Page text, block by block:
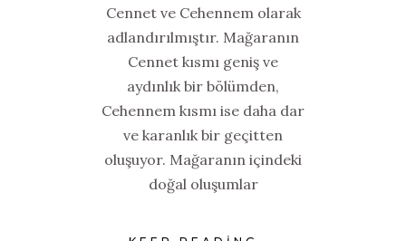
Cennet ve Cehennem olarak
adlandırılmıştır. Mağaranın
Cennet kısmı geniş ve
aydınlık bir bölümden,
Cehennem kısmı ise daha dar
ve karanlık bir geçitten
oluşuyor. Mağaranın içindeki
doğal oluşumlar